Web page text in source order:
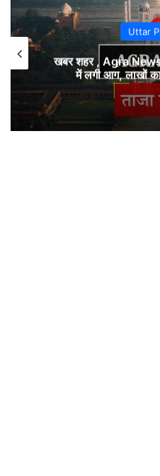
Uttar
खबर शहर , Agra
में लगी आग, लाखों